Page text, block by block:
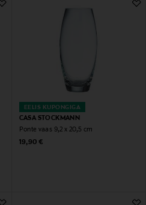
EELIS KUPONGIGA
CASA STOCKMANN
Ponte vaas 9,2 x 20,5 cm
Original Price
19,90 €